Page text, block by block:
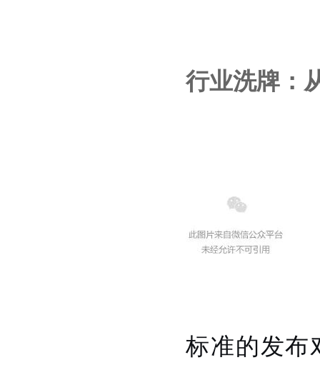
行业洗牌：
标准的发布